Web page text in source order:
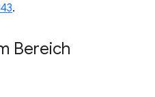
.
Bereich